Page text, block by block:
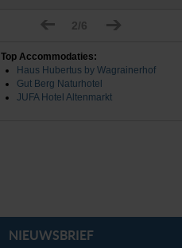
2/6
Top Accommodaties:
Haus Hubertus by Wagrainerhof
Gut Berg Naturhotel
JUFA Hotel Altenmarkt
NIEUWSBRIEF